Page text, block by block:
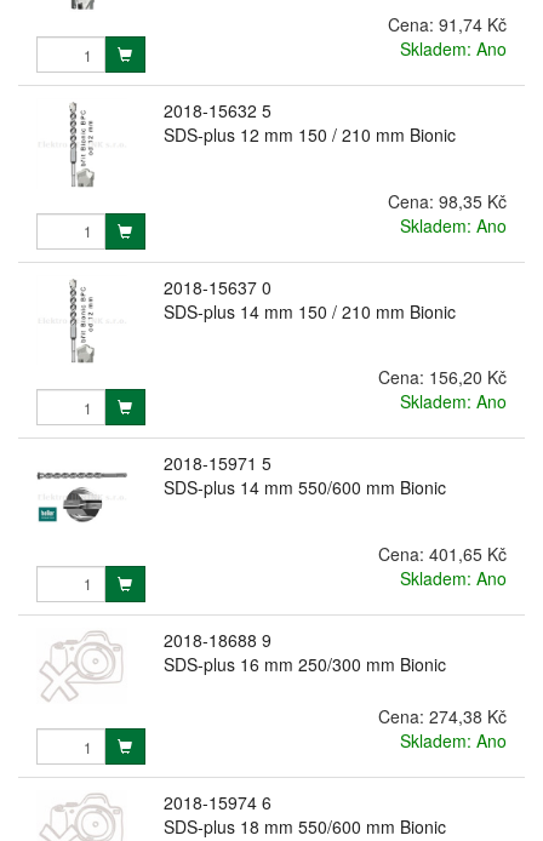
Cena: 91,74 Kč
Skladem: Ano
2018-15632 5
SDS-plus 12 mm 150 / 210 mm Bionic
Cena: 98,35 Kč
Skladem: Ano
2018-15637 0
SDS-plus 14 mm 150 / 210 mm Bionic
Cena: 156,20 Kč
Skladem: Ano
2018-15971 5
SDS-plus 14 mm 550/600 mm Bionic
Cena: 401,65 Kč
Skladem: Ano
2018-18688 9
SDS-plus 16 mm 250/300 mm Bionic
Cena: 274,38 Kč
Skladem: Ano
2018-15974 6
SDS-plus 18 mm 550/600 mm Bionic